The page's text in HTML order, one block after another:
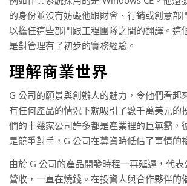
的身份並沒有妨礙他跟財會、行銷或創意部
以擔任這些部門跟工程團隊之間的翻譯。這
是對管理有了初步的實務經驗。
理解商業世界
G 公司的願景與創辦人的魅力，令他們看起
有任何產品的情況下就吸引了數千萬美元的
們的十幾家公司許多都是產業裡的巨無霸，
是競爭對手，G 公司在募資時低估了事情的
由於 G 公司的產品開發時程一再延遲，代
營收，一直在燒錢。在投資人與合作夥伴的